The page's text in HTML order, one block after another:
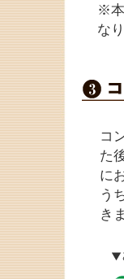
※本
な
コ
た
に
う
き